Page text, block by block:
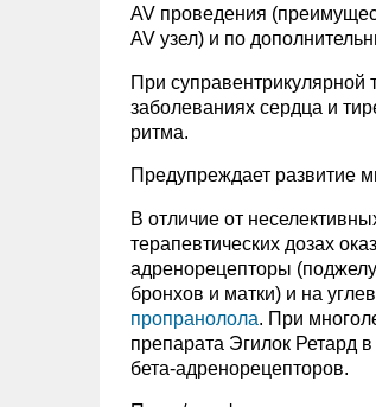
AV проведения
AV узел) и по
При суправентрикулярной
заболеваниях сердца и
ритма.
Предупреждает развитие
В отличие от
терапевтических дозах
адренорецепторы
бронхов и матки) и на
пропранолола. При
препарата Эгилок Ретард
бета-адренорецепторов.